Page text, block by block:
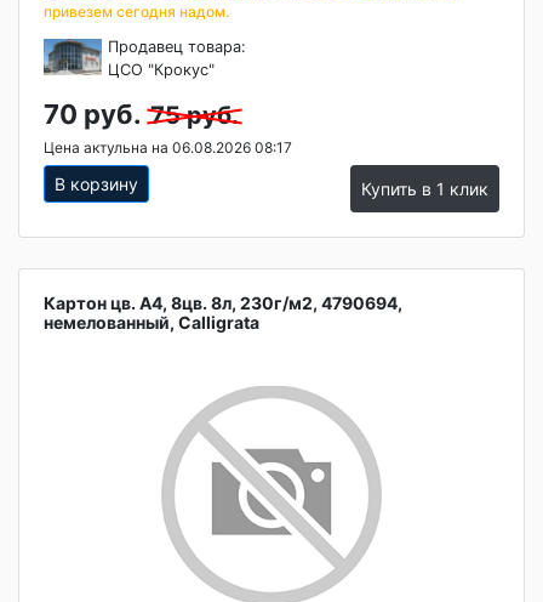
привезем сегодня надом.
Продавец товара:
ЦСО "Крокус"
70 руб. 75 руб.
Цена актульна на 06.08.2026 08:17
В корзину Купить в 1 клик
Картон цв. А4, 8цв. 8л, 230г/м2, 4790694,
немелованный, Calligrata